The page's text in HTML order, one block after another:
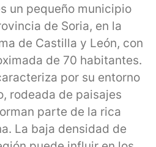
un pequeño municipio
de Soria, en la
de Castilla y León, con
de 70 habitantes.
por su entorno
rodeada de paisajes
parte de la rica
La baja densidad de